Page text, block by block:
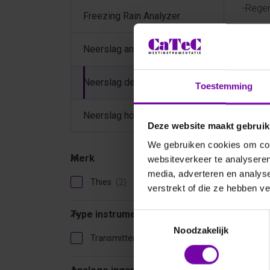
Toestemming
Deze website maakt
We gebruiken cookies om
websiteverkeer te
media, adverteren en
verstrekt of die ze hebben
Toestemmingsselectie
Noodzakelijk
Freezing Rain Analyzer
Neerslag analyzers
Neerslag detectie
Neerslag hoeveelheid
Merk
Merk
Thies
Type instrument
Type instrument
Transmitter
Analoge ingang
-
Een
zijn
vele
hun